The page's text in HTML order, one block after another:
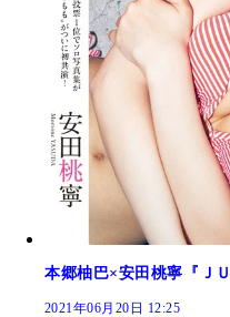
本郷柚巴×安田桃寧『Ｊ
2021年06月20日 12:25